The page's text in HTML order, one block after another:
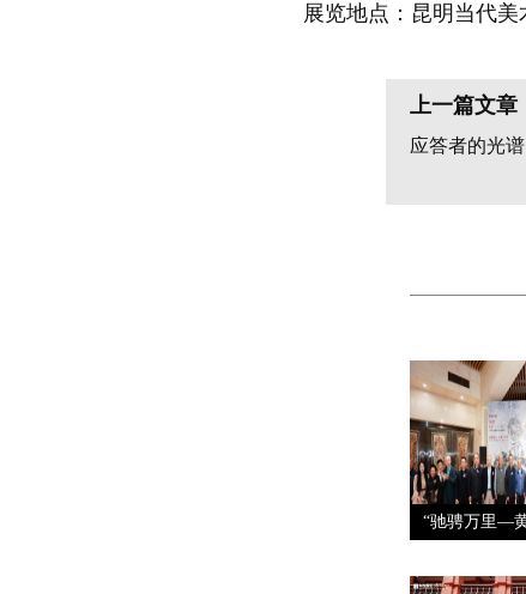
展览地点：昆明当代美
上一篇文章
应答者的光
“驰骋万里—